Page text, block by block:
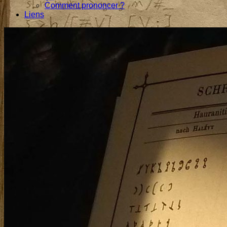
Comment prononcer ?
Liens